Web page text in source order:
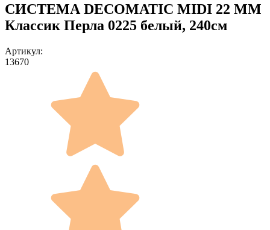
СИСТЕМА DECOMATIC MIDI 22 ММ
Классик Перла 0225 белый, 240см
Артикул:
13670